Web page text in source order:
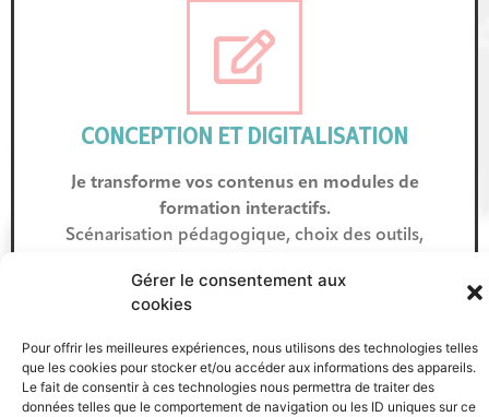
Gérer le consentement aux
cookies
Pour offrir les meilleures expériences, nous utilisons des technologies telles
que les cookies pour stocker et/ou accéder aux informations des appareils.
Le fait de consentir à ces technologies nous permettra de traiter des
données telles que le comportement de navigation ou les ID uniques sur ce
CONCEPTION ET DIGITALISATION
Je transforme vos contenus en modules de
formation interactifs.
Scénarisation pédagogique, choix des outils,
conçois avec vous des modules prêts à être diffusés
et adaptés à vos apprenants.
Résultat
Du contenu structuré, engageant et directement